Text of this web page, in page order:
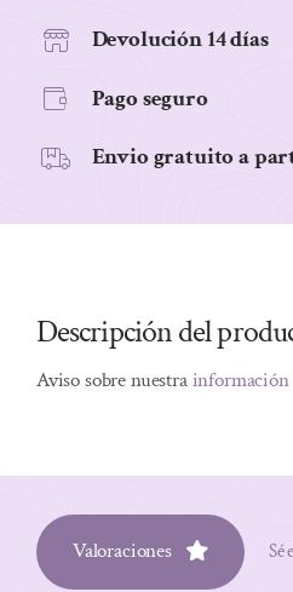
Devolución 14 días
Pago seguro
Envio gratuito a
Descripción del
Aviso sobre nuestrainformación
Valoraciones Sé